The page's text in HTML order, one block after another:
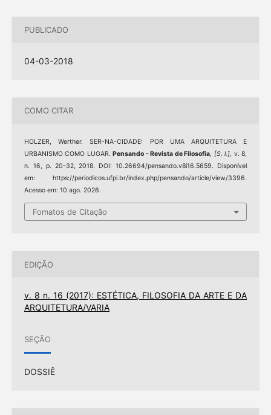
PUBLICADO
04-03-2018
COMO CITAR
HOLZER, Werther. SER-NA-CIDADE: POR UMA ARQUITETURA E
URBANISMO COMO LUGAR.Pensando - Revista de Filosofia [S. l.] , v. 8,
n. 16, p. 20–32, 2018. DOI: 10.26694/pensando.v8i16.5659. Disponível
em: https://periodicos.ufpi.br/index.php/pensando/article/view/3396.
Acesso em: 10 ago. 2026.
Fomatos de Citação
EDIÇÃO
v. 8 n. 16 (2017): ESTÉTICA, FILOSOFIA DA ARTE E DA
ARQUITETURA/VARIA
SEÇÃO
DOSSIÊ